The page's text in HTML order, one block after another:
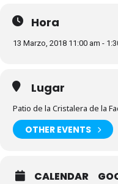
Hora
13 Marzo, 2018 11:00 am -
Lugar
Patio de la Cristalera de la
OTHER EVENTS
CALENDAR